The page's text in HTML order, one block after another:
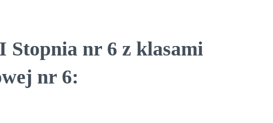
Stopnia nr 6 z klasami
nr 6: